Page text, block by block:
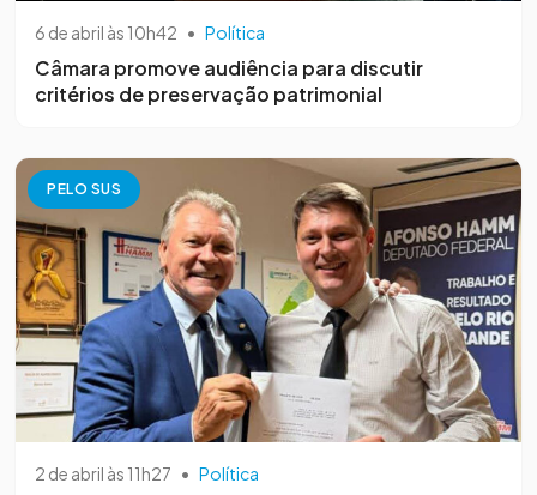
6 de abril às 10h42 • Política
Câmara promove audiência para discutir
critérios de preservação patrimonial
PELO SUS
2 de abril às 11h27 • Política